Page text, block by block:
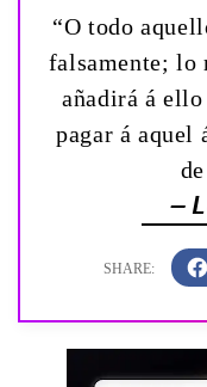
“O todo
falsamente; lo
añadirá á
pagar á aquel
—